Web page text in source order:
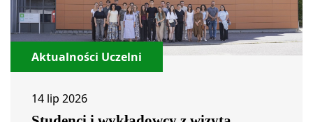
Aktualności Uczelni
14 lip 2026